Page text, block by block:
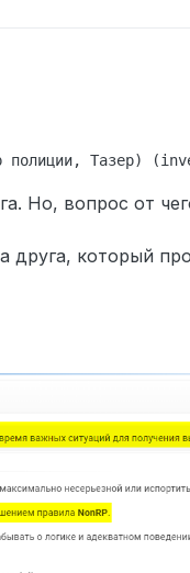
Но, вопрос от
друга, который